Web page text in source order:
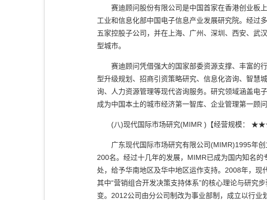
赛迪顾问股份有限公司是中国首家在香港创业板上
工业和信息化部中国电子信息产业发展研究院。经过
五家控股子公司，并在上海、广州、深圳、西安、武
型城市。
赛迪顾问凭借强大的国家部委资源支撑、丰富的行
型升级规划、招商引资策略研究、信息化咨询、智慧
询、人力资源管理等现代咨询服务。研究领域涵盖电
成为中国本土的城市经济第一智库、企业管理第一顾
(八)现代国际市场研究(MIMR )【经营规模
广东现代国际市场研究有限公司(MIMR)1995年创
200名。经过十几年的发展，MIMR已成为国内知名
处，给予华南地区及华中地区运作支持。2008年，现
其中“营销组合开发决策支持体系”的核心理论与研究
变。2012公司由分公司制改为事业部制，成立以行